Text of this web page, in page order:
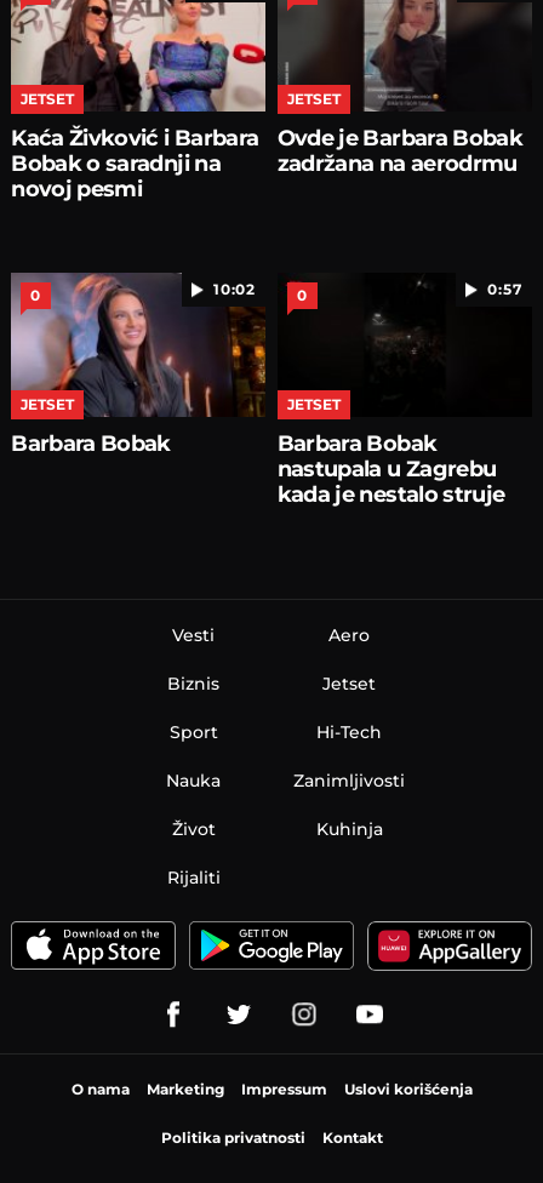
JETSET
Kaća Živković i Barbara
Bobak o saradnji na
novoj pesmi
JETSET
Ovde je Barbara Bobak
zadržana na aerodrmu
10:02
0
JETSET
Barbara Bobak
0:57
0
JETSET
Barbara Bobak
nastupala u Zagrebu
kada je nestalo struje
Vesti
Biznis
Sport
Nauka
Aero
Jetset
Hi-Tech
Zanimljivosti
Život Kuhinja
Rijaliti
O nama Marketing Impressum Uslovi korišćenja
Politika privatnosti Kontakt